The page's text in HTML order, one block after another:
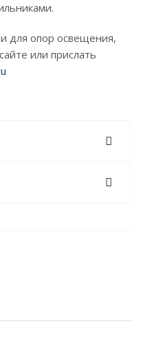
для опор освещения,
или прислать